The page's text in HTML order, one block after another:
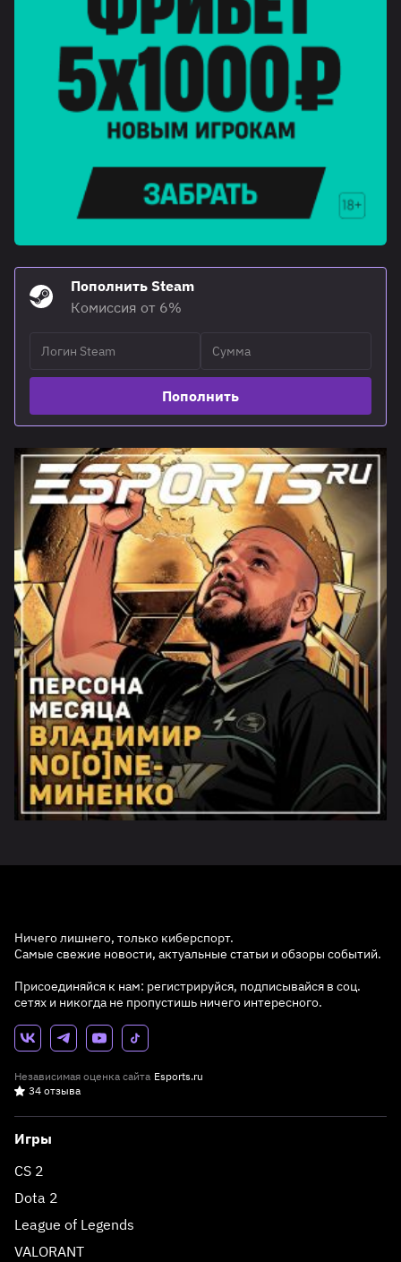
Пополнить Steam
Комиссия от 6%
Пополнить
Ничего лишнего, только киберспорт.
Самые свежие новости, актуальные статьи и обзоры событий.
Присоединяйся к нам: регистрируйся, подписывайся в соц.
сетях и никогда не пропустишь ничего интересного.
Независимая оценка сайта Esports.ru
34 отзыва
Игры
CS 2
Dota 2
League of Legends
VALORANT